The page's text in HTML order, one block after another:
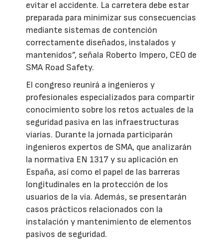
evitar el accidente. La carretera debe estar
preparada para minimizar sus consecuencias
mediante sistemas de contención
correctamente diseñados, instalados y
mantenidos”, señala Roberto Impero, CEO de
SMA Road Safety.
El congreso reunirá a ingenieros y
profesionales especializados para compartir
conocimiento sobre los retos actuales de la
seguridad pasiva en las infraestructuras
viarias. Durante la jornada participarán
ingenieros expertos de SMA, que analizarán
la normativa EN 1317 y su aplicación en
España, así como el papel de las barreras
longitudinales en la protección de los
usuarios de la vía. Además, se presentarán
casos prácticos relacionados con la
instalación y mantenimiento de elementos
pasivos de seguridad.